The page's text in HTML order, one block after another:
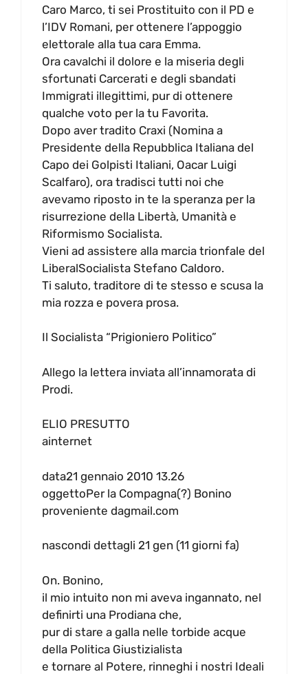
Caro Marco, ti sei Prostituito con il PD e
l’IDV Romani, per ottenere l’appoggio
elettorale alla tua cara Emma.
Ora cavalchi il dolore e la miseria degli
sfortunati Carcerati e degli sbandati
Immigrati illegittimi, pur di ottenere
qualche voto per la tu Favorita.
Dopo aver tradito Craxi (Nomina a
Presidente della Repubblica Italiana del
Capo dei Golpisti Italiani, Oacar Luigi
Scalfaro), ora tradisci tutti noi che
avevamo riposto in te la speranza per la
risurrezione della Libertà, Umanità e
Riformismo Socialista.
Vieni ad assistere alla marcia trionfale del
LiberalSocialista Stefano Caldoro.
Ti saluto, traditore di te stesso e scusa la
mia rozza e povera prosa.
Il Socialista “Prigioniero Politico”
Allego la lettera inviata all’innamorata di
Prodi.
ELIO PRESUTTO
ainternet
data21 gennaio 2010 13.26
oggettoPer la Compagna(?) Bonino
proveniente dagmail.com
nascondi dettagli 21 gen (11 giorni fa)
On. Bonino,
il mio intuito non mi aveva ingannato, nel
definirti una Prodiana che,
pur di stare a galla nelle torbide acque
della Politica Giustizialista
e tornare al Potere, rinneghi i nostri Ideali